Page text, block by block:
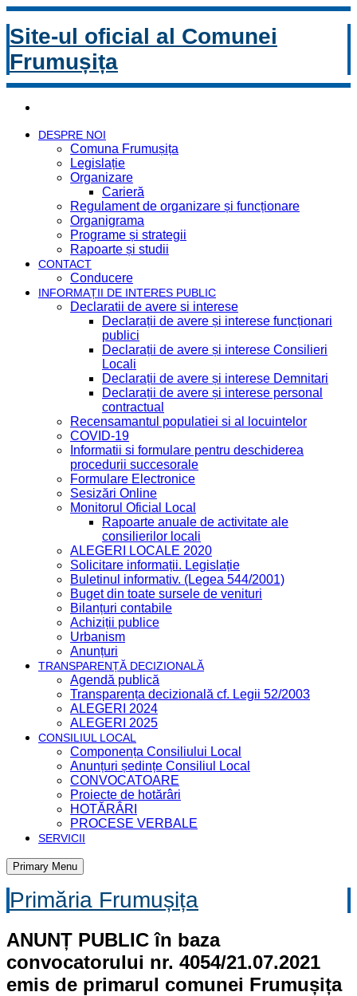
Site-ul oficial al Comunei
Frumușița
DESPRE NOI
Comuna Frumușița
Legislație
Organizare
Carieră
Regulament de organizare și funcționare
Organigrama
Programe și strategii
Rapoarte și studii
CONTACT
Conducere
INFORMAȚII DE INTERES PUBLIC
Declaratii de avere si interese
Declarații de avere și interese funcționari
publici
Declarații de avere și interese Consilieri
Locali
Declarații de avere și interese Demnitari
Declarații de avere și interese personal
contractual
Recensamantul populatiei si al locuintelor
COVID-19
Informatii si formulare pentru deschiderea
procedurii succesorale
Formulare Electronice
Sesizări Online
Monitorul Oficial Local
Rapoarte anuale de activitate ale
consilierilor locali
ALEGERI LOCALE 2020
Solicitare informații. Legislație
Buletinul informativ. (Legea 544/2001)
Buget din toate sursele de venituri
Bilanțuri contabile
Achiziții publice
Urbanism
Anunțuri
TRANSPARENȚĂ DECIZIONALĂ
Agendă publică
Transparența decizională cf. Legii 52/2003
ALEGERI 2024
ALEGERI 2025
CONSILIUL LOCAL
Componența Consiliului Local
Anunțuri ședințe Consiliul Local
CONVOCATOARE
Proiecte de hotărâri
HOTĂRÂRI
PROCESE VERBALE
SERVICII
Primary Menu
Primăria Frumușița
ANUNȚ PUBLIC în baza
convocatorului nr. 4054/21.07.2021
emis de primarul comunei Frumușița